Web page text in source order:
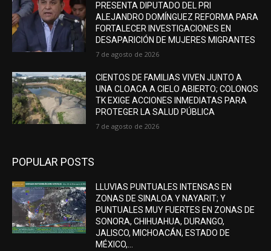
PRESENTA DIPUTADO DEL PRI
ALEJANDRO DOMÍNGUEZ REFORMA PARA
FORTALECER INVESTIGACIONES EN
DESAPARICIÓN DE MUJERES MIGRANTES
7 de agosto de 2026
CIENTOS DE FAMILIAS VIVEN JUNTO A
UNA CLOACA A CIELO ABIERTO; COLONOS
TK EXIGE ACCIONES INMEDIATAS PARA
PROTEGER LA SALUD PÚBLICA
7 de agosto de 2026
POPULAR POSTS
LLUVIAS PUNTUALES INTENSAS EN
ZONAS DE SINALOA Y NAYARIT; Y
PUNTUALES MUY FUERTES EN ZONAS DE
SONORA, CHIHUAHUA, DURANGO,
JALISCO, MICHOACÁN, ESTADO DE
MÉXICO,...